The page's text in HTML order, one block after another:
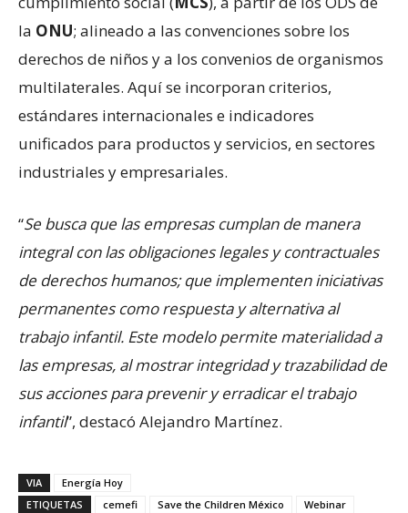
la ONU; alineado a las convenciones sobre los
derechos de niños y a los convenios de organismos
multilaterales. Aquí se incorporan criterios,
estándares internacionales e indicadores
unificados para productos y servicios, en sectores
industriales y empresariales.
“Se busca que las empresas cumplan de manera
integral con las obligaciones legales y contractuales
de derechos humanos; que implementen iniciativas
permanentes como respuesta y alternativa al
trabajo infantil. Este modelo permite materialidad a
las empresas, al mostrar integridad y trazabilidad de
sus acciones para prevenir y erradicar el trabajo
infantil”, destacó Alejandro Martínez.
VIA
Energía Hoy
ETIQUETAS
cemefi Save the Children México Webinar